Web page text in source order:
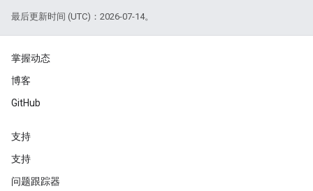
最后更新时间 (UTC)：2026-07-14。
掌握动态
博客
GitHub
支持
支持
问题跟踪器